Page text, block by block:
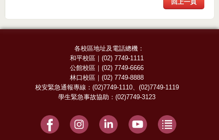
回上一頁
各校區地址及電話總機：
和平校區 ｜(02) 7749-1111
公館校區 ｜(02) 7749-6666
林口校區 ｜(02) 7749-8888
校安緊急通報專線： (02)7749-1110、 (02)7749-1119
學生緊急事故協助：(02)7749-3123